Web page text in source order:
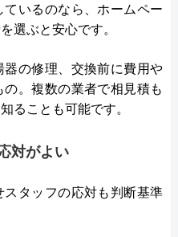
いるのなら、ホームペー
選ぶと安心です。
器の修理、交換前に費用や
。複数の業者で相見積も
ることも可能です。
対がよい
タッフの応対も判断基準